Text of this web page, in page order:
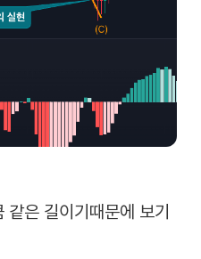
은 길이기때문에 보기